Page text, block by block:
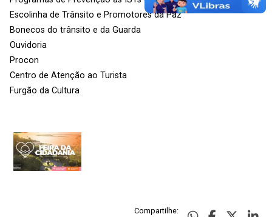
Escolinha de Trânsito e Promotores da Paz
Bonecos do trânsito e da Guarda
Ouvidoria
Procon
Centro de Atenção ao Turista
Furgão da Cultura
Compartilhe: